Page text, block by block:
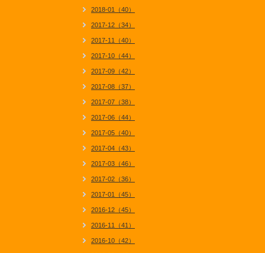
2018-01（40）
2017-12（34）
2017-11（40）
2017-10（44）
2017-09（42）
2017-08（37）
2017-07（38）
2017-06（44）
2017-05（40）
2017-04（43）
2017-03（46）
2017-02（36）
2017-01（45）
2016-12（45）
2016-11（41）
2016-10（42）